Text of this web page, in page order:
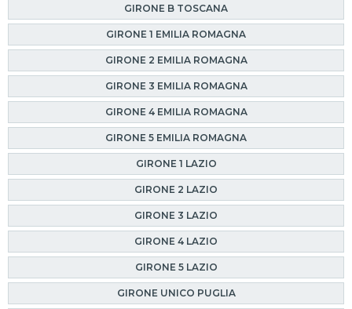
GIRONE B TOSCANA
GIRONE 1 EMILIA ROMAGNA
GIRONE 2 EMILIA ROMAGNA
GIRONE 3 EMILIA ROMAGNA
GIRONE 4 EMILIA ROMAGNA
GIRONE 5 EMILIA ROMAGNA
GIRONE 1 LAZIO
GIRONE 2 LAZIO
GIRONE 3 LAZIO
GIRONE 4 LAZIO
GIRONE 5 LAZIO
GIRONE UNICO PUGLIA